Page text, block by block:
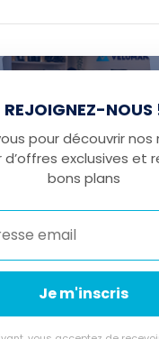
UNE QUESTION ?
+41 22 307 02 00
LOIN :
Entreprises
Services
REJOIGNEZ-NOUS
pour découvrir nos
exclusives et
bons plans
Je m'inscris